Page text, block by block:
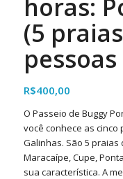
horas:
(5
pessoas
R$400,00
O Passeio de Buggy
você conhece as
Galinhas. São 5
Maracaípe, Cupe,
sua característica. A